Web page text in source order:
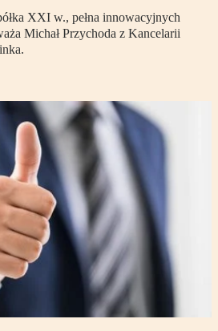
XXI w., pełna innowacyjnych
Michał Przychoda z Kancelarii